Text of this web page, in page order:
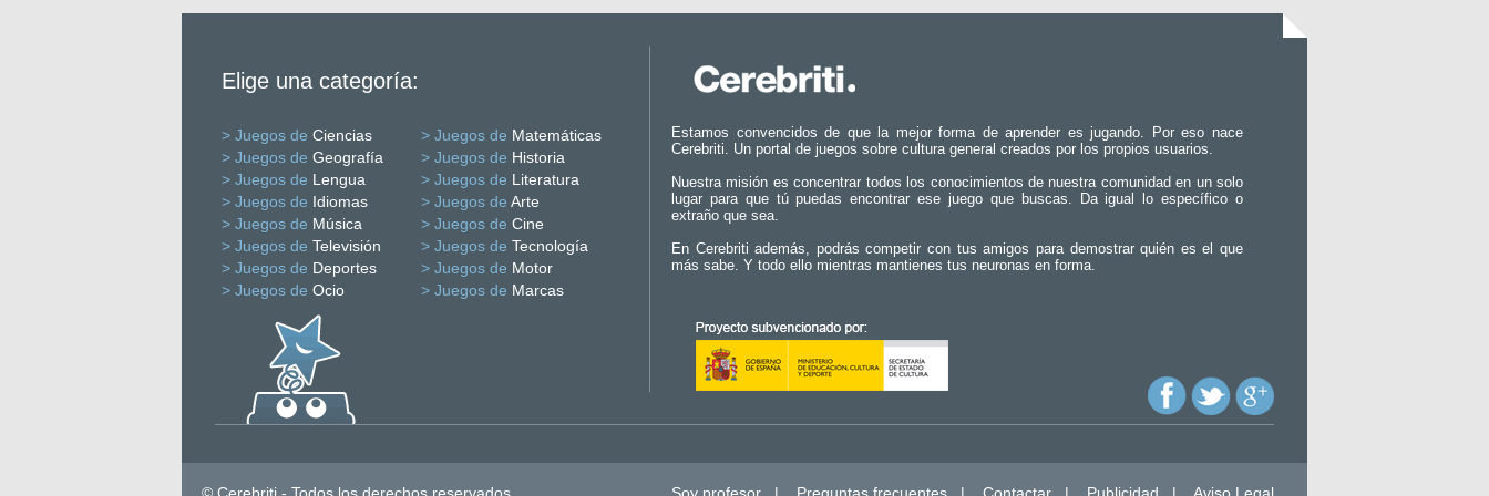
Elige una categoría:
> Juegos de Ciencias > Juegos de Matemáticas
> Juegos de Geografía > Juegos de Historia
> Juegos de Lengua > Juegos de Literatura
> Juegos de Idiomas > Juegos de Arte
> Juegos de Música > Juegos de Cine
> Juegos de Televisión > Juegos de Tecnología
> Juegos de Deportes > Juegos de Motor
> Juegos de Ocio > Juegos de Marcas
Estamos convencidos de que la mejor forma de aprender es jugando. Por eso nace
Cerebriti. Un portal de juegos sobre cultura general creados por los propios usuarios.
Nuestra misión es concentrar todos los conocimientos de nuestra comunidad en un solo
lugar para que tú puedas encontrar ese juego que buscas. Da igual lo específico o
extraño que sea.
En Cerebriti además, podrás competir con tus amigos para demostrar quién es el que
más sabe. Y todo ello mientras mantienes tus neuronas en forma.